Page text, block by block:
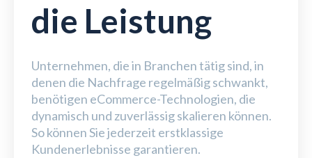
die Leistung
Unternehmen, die in Branchen tätig sind, in
denen die Nachfrage regelmäßig schwankt,
benötigen eCommerce-Technologien, die
dynamisch und zuverlässig skalieren können.
So können Sie jederzeit erstklassige
Kundenerlebnisse garantieren.